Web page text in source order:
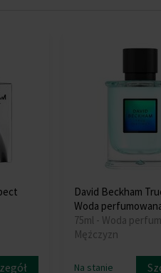
David Beckham
Woda
75ml - Woda
Mężczyzn
Na stanie